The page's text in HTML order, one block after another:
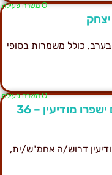
Ο משרה פעילה
בבוקר או בערב, כולל משמרות בסופי
Ο משרה פעילה
אחמ"ש/ית מוכרן/ית לחנות בגדים ישפרו מודיעין – 36
דרוש/ה אחמ"ש/ית,